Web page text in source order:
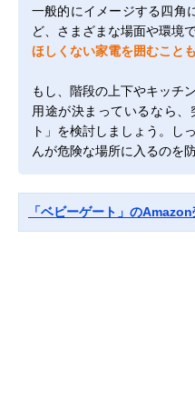
一般的にイメージする四角
ど、さまざまな場面や環境
ほしくない家電を囲むこと
もし、階段の上下やキッチ
用途が決まっているなら
ト」を検討しましょう。し
んが危険な場所に入るのを
「ベビーゲート」の